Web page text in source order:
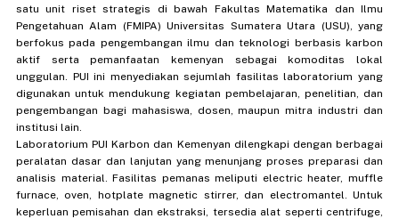
satu unit riset strategis di bawah Fakultas Matematika dan Ilmu
Pengetahuan Alam (FMIPA) Universitas Sumatera Utara (USU), yang
berfokus pada pengembangan ilmu dan teknologi berbasis karbon
aktif serta pemanfaatan kemenyan sebagai komoditas lokal
unggulan. PUI ini menyediakan sejumlah fasilitas laboratorium yang
digunakan untuk mendukung kegiatan pembelajaran, penelitian, dan
pengembangan bagi mahasiswa, dosen, maupun mitra industri dan
institusi lain.
Laboratorium PUI Karbon dan Kemenyan dilengkapi dengan berbagai
peralatan dasar dan lanjutan yang menunjang proses preparasi dan
analisis material. Fasilitas pemanas meliputi electric heater, muffle
furnace, oven, hotplate magnetic stirrer, dan electromantel. Untuk
keperluan pemisahan dan ekstraksi, tersedia alat seperti centrifuge,